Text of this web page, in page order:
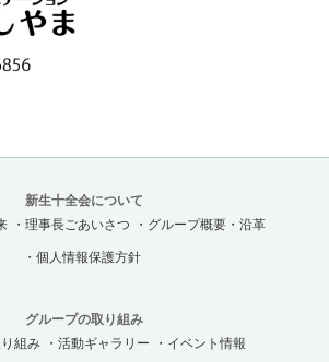
新生十全会について
・理事長ごあいさつ ・グループ概要・沿革
・個人情報保護方針
グループの取り組み
り組み
・活動ギャラリー ・イベント情報